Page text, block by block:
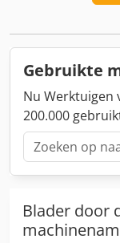
Gebruikte
Nu Werktuigen
200.000
Blader door